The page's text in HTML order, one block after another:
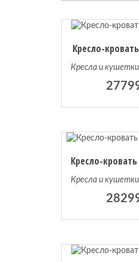
Кресло-
Кресла и кушетки
Кресла и кушетки